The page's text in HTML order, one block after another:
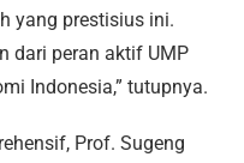
yang prestisius ini.
dari peran aktif UMP
Indonesia,” tutupnya.
Prof. Sugeng